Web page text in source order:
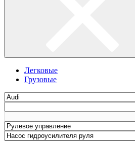
Легковые
Грузовые